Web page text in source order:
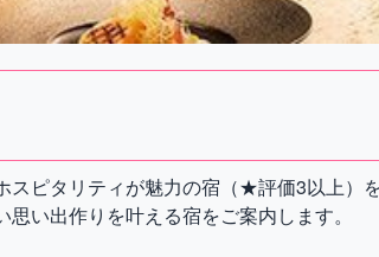
ピタリティが魅力の宿（★評価3以上）
い出作りを叶える宿をご案内します。